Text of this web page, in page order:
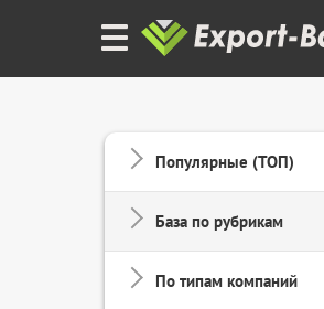
Популярные (ТОП)
База по рубрикам
По типам компаний